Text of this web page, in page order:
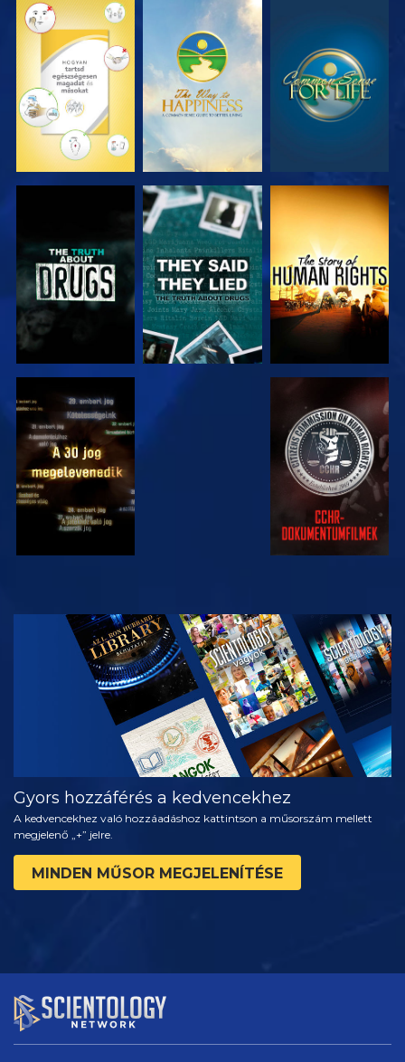
MŰSORNÉZÉS MŰSORNÉZÉS MŰSORNÉZÉS
MŰSORNÉZÉS MŰSORNÉZÉS MŰSORNÉZÉS
MŰSORNÉZÉS MŰSORNÉZÉS
MŰSORNÉZÉS
A SOROZAT
RÉSZEI
Gyors hozzáférés a kedvencekhez
A kedvencekhez való hozzáadáshoz kattintson a műsorszám mellett
megjelenő „+” jelre.
MINDEN MŰSOR MEGJELENÍTÉSE